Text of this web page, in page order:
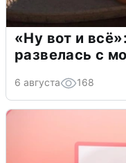
«Ну вот и
развелась с
6 августа 168